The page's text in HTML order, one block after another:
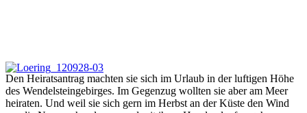
Den Heiratsantrag machten sie sich im Urlaub in der luftigen Höhe
des Wendelsteingebirges. Im Gegenzug wollten sie aber am Meer
heiraten. Und weil sie sich gern im Herbst an der Küste den Wind